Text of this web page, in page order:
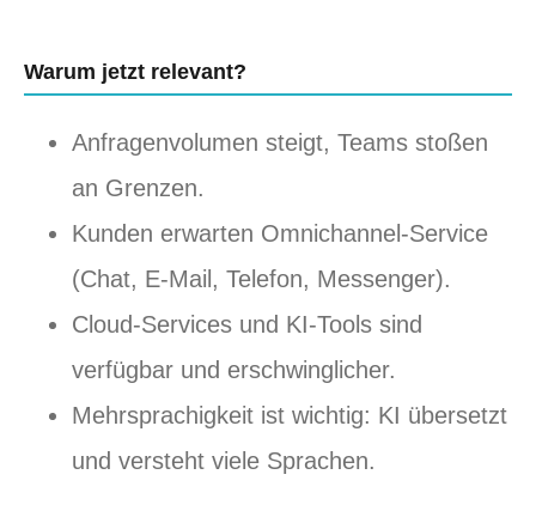
Warum jetzt relevant?
Anfragenvolumen steigt, Teams stoßen
an Grenzen.
Kunden erwarten Omnichannel-Service
(Chat, E-Mail, Telefon, Messenger).
Cloud-Services und KI-Tools sind
verfügbar und erschwinglicher.
Mehrsprachigkeit ist wichtig: KI übersetzt
und versteht viele Sprachen.